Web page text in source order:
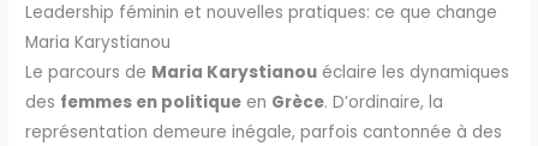
Leadership féminin et nouvelles pratiques: ce que change
Maria Karystianou
Le parcours de Maria Karystianou éclaire les dynamiques
des femmes en politique en Grèce. D’ordinaire, la
représentation demeure inégale, parfois cantonnée à des